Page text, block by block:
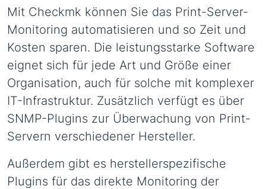
Mit Checkmk können Sie das Print-Server-
Monitoring automatisieren und so Zeit und
Kosten sparen. Die leistungsstarke Software
eignet sich für jede Art und Größe einer
Organisation, auch für solche mit komplexer
IT-Infrastruktur. Zusätzlich verfügt es über
SNMP-Plugins zur Überwachung von Print-
Servern verschiedener Hersteller.
Außerdem gibt es herstellerspezifische
Plugins für das direkte Monitoring der